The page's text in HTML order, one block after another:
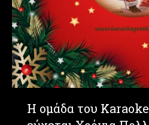
Η ομάδα του